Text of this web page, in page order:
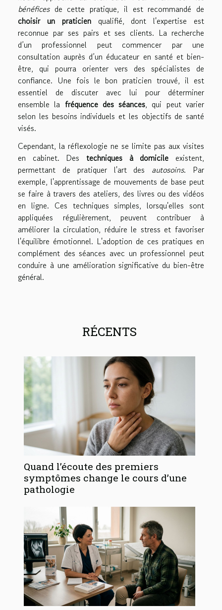
bénéficesde cette pratique, il est recommandé de
choisir un praticienqualifié, dont l'expertise est
reconnue par ses pairs et ses clients. La recherche
d’un professionnel peut commencer par une
consultation auprès d’un éducateur en santé et bien-
être, qui pourra orienter vers des spécialistes de
confiance. Une fois le bon praticien trouvé, il est
essentiel de discuter avec lui pour déterminer
ensemble la fréquence des séances, qui peut varier
selon les besoins individuels et les objectifs de santé
visés.
Cependant, la réflexologie ne se limite pas aux visites
en cabinet. Des techniques à domicile existent,
permettant de pratiquer l'art des autosoins. Par
exemple, l'apprentissage de mouvements de base peut
se faire à travers des ateliers, des livres ou des vidéos
en ligne. Ces techniques simples, lorsqu'elles sont
appliquées régulièrement, peuvent contribuer à
améliorer la circulation, réduire le stress et favoriser
l'équilibre émotionnel. L'adoption de ces pratiques en
complément des séances avec un professionnel peut
conduire à une amélioration significative du bien-être
général.
RÉCENTS
Quand l’écoute des premiers
symptômes change le cours d’une
pathologie